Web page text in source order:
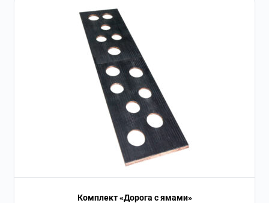
Комплект «Дорога с ямами»